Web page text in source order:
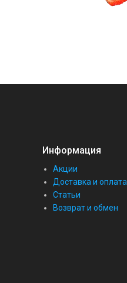
Информация
Акции
Доставка и оплата
Статьи
Возврат и обмен